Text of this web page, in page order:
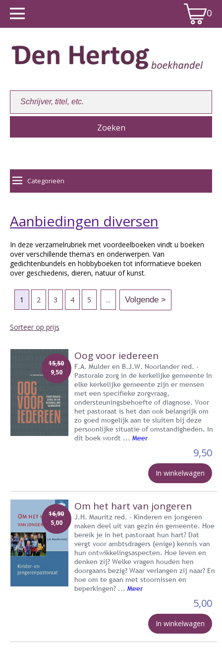
0
Winkelwagen:0
Categorieën
Aanbiedingen diversen
In deze verzamelrubriek met voordeelboeken vindt u boeken
over verschillende thema’s en onderwerpen. Van
gedichtenbundels en hobbyboeken tot informatieve boeken
over geschiedenis, dieren, natuur of kunst.
1 2 3 4 5 ...
Sorteer op prijs
15,50
9,50
Oog voor iedereen
F.A. Mulder en B.J.W. Noorlander red. -
Pastorale zorg in de kerkelijke gemeente In
elke kerkelijke gemeente zijn er mensen
met een specifieke zorgvraag,
ondersteuningsbehoefte of diagnose. Voor
het pastoraat is het dan ook belangrijk om
zo goed mogelijk aan te sluiten bij deze
persoonlijke situatie of omstandigheden. In
dit boek wordt ... Meer
9,50
In winkelwagen
16,90
5,00
Om het hart van jongeren
J.H. Mauritz red. - Kinderen en jongeren
maken deel uit van gezin én gemeente. Hoe
bereik je in het pastoraat hun hart? Dat
vergt voor ambtsdragers (enige) kennis van
hun ontwikkelingsaspecten. Hoe leven en
denken zij? Welke vragen houden hen
doorgaans bezig? Waar verlangen zij naar? En
hoe om te gaan met stoornissen en
beperkingen? ... Meer
5,00
In winkelwagen